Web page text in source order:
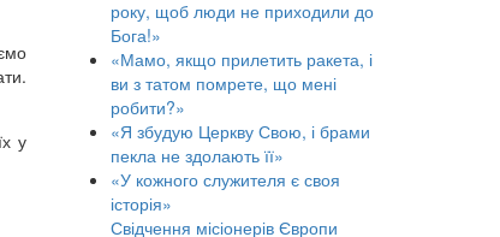
у
року, щоб люди не приходили до
Бога!»
«Мамо, якщо прилетить ракета, і
ви з татом помрете, що мені
робити?»
«Я збудую Церкву Свою, і брами
пекла не здолають її»
«У кожного служителя є своя
історія»
Свідчення місіонерів Європи